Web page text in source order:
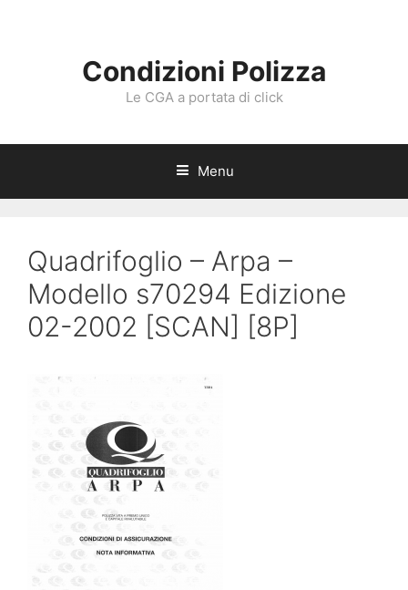
Condizioni Polizza
Le CGA a portata di click
Menu
Quadrifoglio – Arpa –
Modello s70294 Edizione
02-2002 [SCAN] [8P]